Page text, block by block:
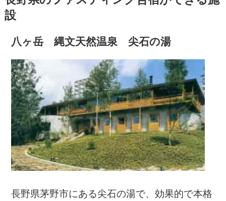
設
八ヶ岳 縄文天然温泉 尖石の湯
長野県茅野市にある尖石の湯で、効果的で本格